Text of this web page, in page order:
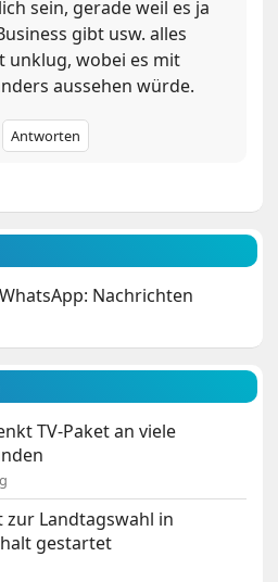
sein, gerade weil es ja
gibt usw. alles
unklug, wobei es mit
aussehen würde.
Antworten
WhatsApp: Nachrichten
TV-Paket an viele
zur Landtagswahl in
gestartet